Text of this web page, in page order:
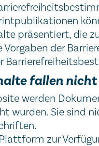
präsentiert, die
Vorgaben der
fallen
werden
wurden. Sie sind
zur